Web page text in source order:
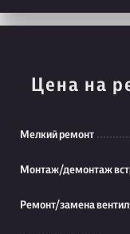
Цена на
Мелкий ремонт
Монтаж/демонтаж
Ремонт/замена